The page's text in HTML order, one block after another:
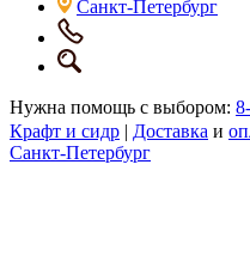
Санкт-Петербург
Нужна помощь с выбором:
Крафт и сидр | Доставка и
Санкт-Петербург